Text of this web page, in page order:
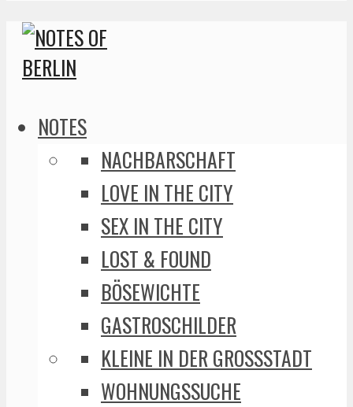
NOTES
NACHBARSCHAFT
LOVE IN THE CITY
SEX IN THE CITY
LOST & FOUND
BÖSEWICHTE
GASTROSCHILDER
KLEINE IN DER GROSSSTADT
WOHNUNGSSUCHE